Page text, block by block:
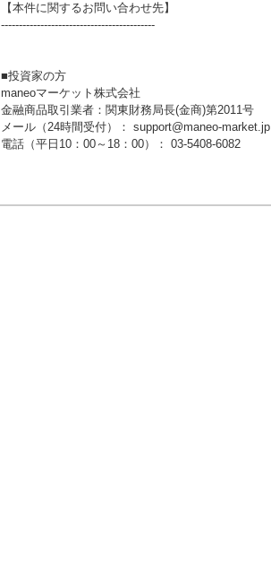
【本件に関するお問い合わせ先】
-------------------------------------------
■投資家の方
maneoマーケット株式会社
金融商品取引業者：関東財務局長(金商)第2011号
メール（24時間受付）： support@maneo-market.jp
電話（平日10：00～18：00）： 03-5408-6082